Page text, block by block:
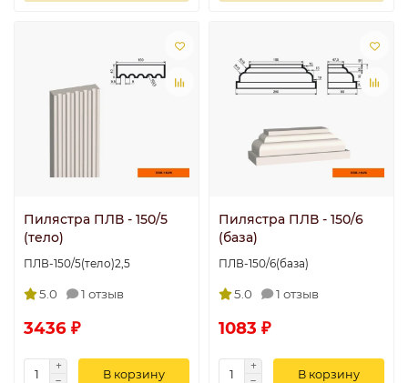
Пилястра ПЛВ - 150/5
(тело)
ПЛВ-150/5(тело)2,5
5.0 1 отзыв
3436 ₽
В корзину
Пилястра ПЛВ - 150/6
(база)
ПЛВ-150/6(база)
5.0 1 отзыв
1083 ₽
В корзину